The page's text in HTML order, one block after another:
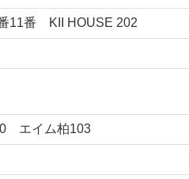
11番 KII HOUSE 202
エイム柏103